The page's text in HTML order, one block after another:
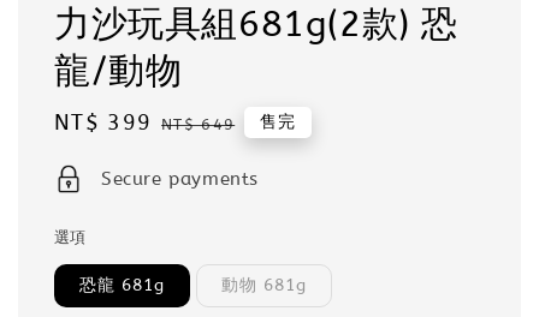
力沙玩具組681g(2款) 恐
龍/動物
Sale
NT$ 399 Regular
NT$ 649 售完
Secure payments
選項
恐龍 681g 動物 681g